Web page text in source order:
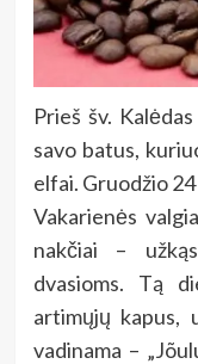
Prieš šv.
savo batus,
elfai. Gruodžio
Vakarienės
nakčiai –
dvasioms. Tą
artimųjų kapus,
vadinama –